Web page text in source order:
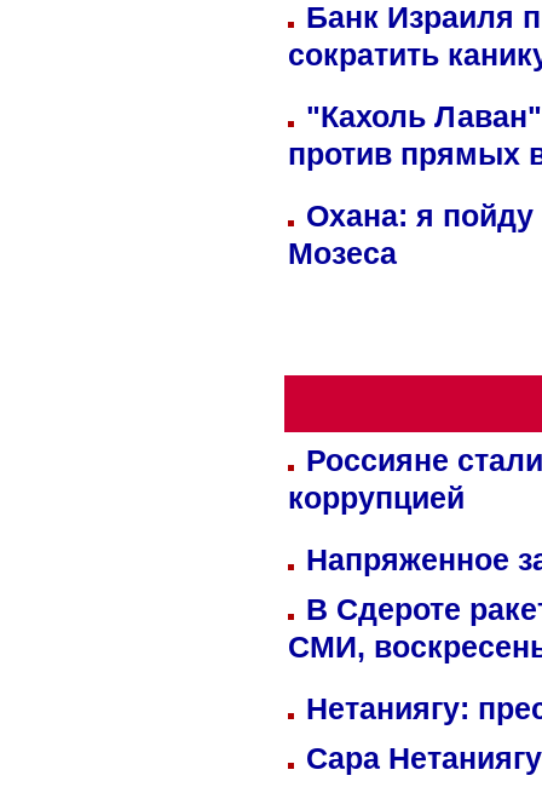
Банк Израиля
сократить
"Кахоль
против прямых
Охана: я пойду
Мозеса
Россияне
коррупцией
Напряженное
В Сдероте
СМИ,
Нетаниягу:
Сара